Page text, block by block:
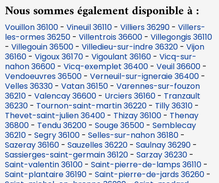
Nous sommes également disponible à :
Vouillon 36100 - Vineuil 36110 - Villiers 36290 - Villers-
les-ormes 36250 - Villentrois 36600 - Villegongis 36110
- Villegouin 36500 - Villedieu-sur-indre 36320 - Vijon
36160 - Vigoux 36170 - Vigoulant 36160 - Vicq-sur-
nahon 36600 - Vicq-exemplet 36400 - Veuil 36600 -
Vendoeuvres 36500 - Verneuil-sur-igneraie 36400 -
Velles 36330 - Vatan 36150 - Varennes-sur-fouzon
36210 - Valencay 36600 - Urciers 36160 - Tranzault
36230 - Tournon-saint-martin 36220 - Tilly 36310 -
Thevet-saint-julien 36400 - Thizay 36100 - Thenay
36800 - Tendu 36200 - Souge 36500 - Semblecay
36210 - Segry 36100 - Selles-sur-nahon 36180 -
Sazeray 36160 - Sauzelles 36220 - Saulnay 36290 -
Sassierges-saint-germain 36120 - Sarzay 36230 -
Saint-valentin 36100 - Saint-pierre-de-lamps 36110 -
Saint-plantaire 36190 - Saint-pierre-de-jards 36260 -